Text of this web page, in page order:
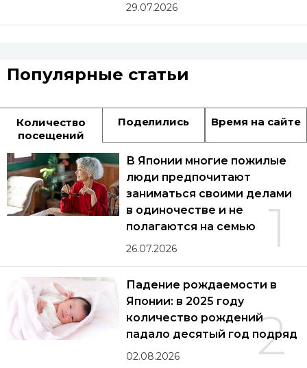
29.07.2026
Популярные статьи
Количество
посещений
Поделились Время на сайте
1
В Японии многие пожилые
люди предпочитают
заниматься своими делами
в одиночестве и не
полагаются на семью
26.07.2026
2
Падение рождаемости в
Японии: в 2025 году
количество рождений
падало десятый год подряд
02.08.2026